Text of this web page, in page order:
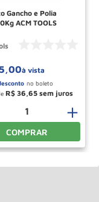
Gancho e Polia
ACM TOOLS
,00à vista
R$ 36 65
＋
COMPRAR